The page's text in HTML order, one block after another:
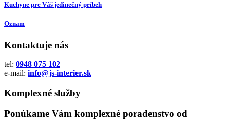
Kuchyne pre Váš jedinečný príbeh
Oznam
Kontaktuje nás
tel: 0948 075 102
e-mail: info@js-interier.sk
Komplexné služby
Ponúkame Vám komplexné poradenstvo od